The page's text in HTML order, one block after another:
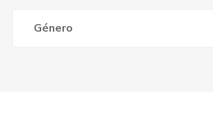
Género